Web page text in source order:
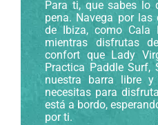
Para ti, que sabes lo
pena. Navega por
de Ibiza, como Cala
mientras disfrutas
confort que Lady
Practica Paddle Surf,
nuestra barra libre
necesitas para
está a bordo,
por ti.